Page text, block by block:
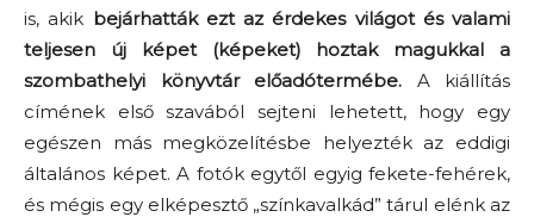
is, akik bejárhatták ezt az érdekes világot és valami
teljesen új képet (képeket) hoztak magukkal a
szombathelyi könyvtár előadótermébe. A kiállítás
címének első szavából sejteni lehetett, hogy egy
egészen más megközelítésbe helyezték az eddigi
általános képet. A fotók egytől egyig fekete-fehérek,
és mégis egy elképesztő „színkavalkád” tárul elénk az